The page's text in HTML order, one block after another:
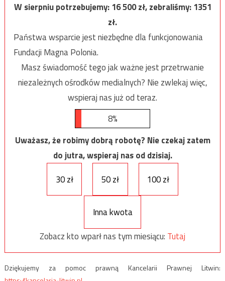
W sierpniu potrzebujemy:16 500zł, zebraliśmy:1351
zł.
Państwa wsparcie jest niezbędne dla funkcjonowania
Fundacji Magna Polonia.
Masz świadomość tego jak ważne jest przetrwanie
niezależnych ośrodków medialnych? Nie zwlekaj więc,
wspieraj nas już od teraz.
8%
Uważasz, że robimy dobrą robotę? Nie czekaj zatem
do jutra, wspieraj nas od dzisiaj.
30 zł
50 zł 100 zł
Inna kwota
Zobacz kto wparł nas tym miesiącu: Tutaj
Dziękujemy za pomoc prawną Kancelarii Prawnej Litwin: